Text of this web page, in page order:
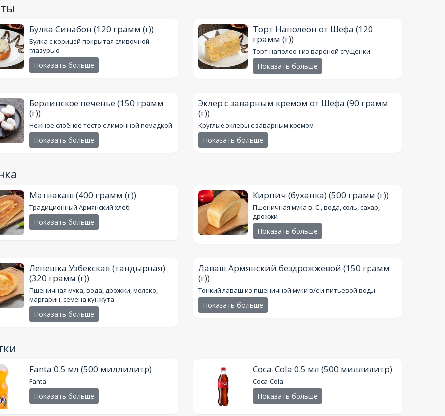
Булка Синабон (120 грамм (г))
Булка с корицей покрытая сливочной
глазурью
Показать больше
Торт Наполеон от Шефа (120
грамм (г))
Торт наполеон из вареной сгущенки
Показать больше
Берлинское печенье(150 грамм
(г))
Нежное слоёное тесто с лимонной помадкой
Показать больше
Эклер с заварным кремом от Шефа (90 грамм
(г))
Круглые эклеры с заварным кремом
Показать больше
Матнакаш (400 грамм (г))
Традиционный Армянский хлеб
Показать больше
Кирпич (буханка)(500 грамм (г))
Пшеничная мука в. С., вода, соль, сахар,
дрожжи
Показать больше
Лепешка Узбекская (тандырная)
(320 грамм (г))
Пшеничная мука, вода, дрожжи, молоко,
маргарин, семена кунжута
Показать больше
Лаваш Армянский бездрожжевой (150 грамм
(г))
Тонкий лаваш из пшеничной муки в/с и питьевой воды
Показать больше
Fanta 0.5 мл (500 миллилитр)
Fanta
Показать больше
Coca-Cola 0.5 мл (500 миллилитр)
Coca-Cola
Показать больше